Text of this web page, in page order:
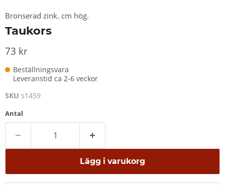
Bronserad zink. cm hög.
Taukors
73 kr
Beställningsvara
Leveranstid ca 2-6 veckor
SKU s1459
Antal
Lägg i varukorg